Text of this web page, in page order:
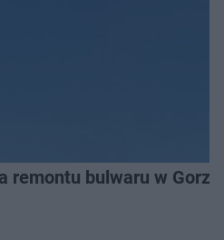
remontu bulwaru w